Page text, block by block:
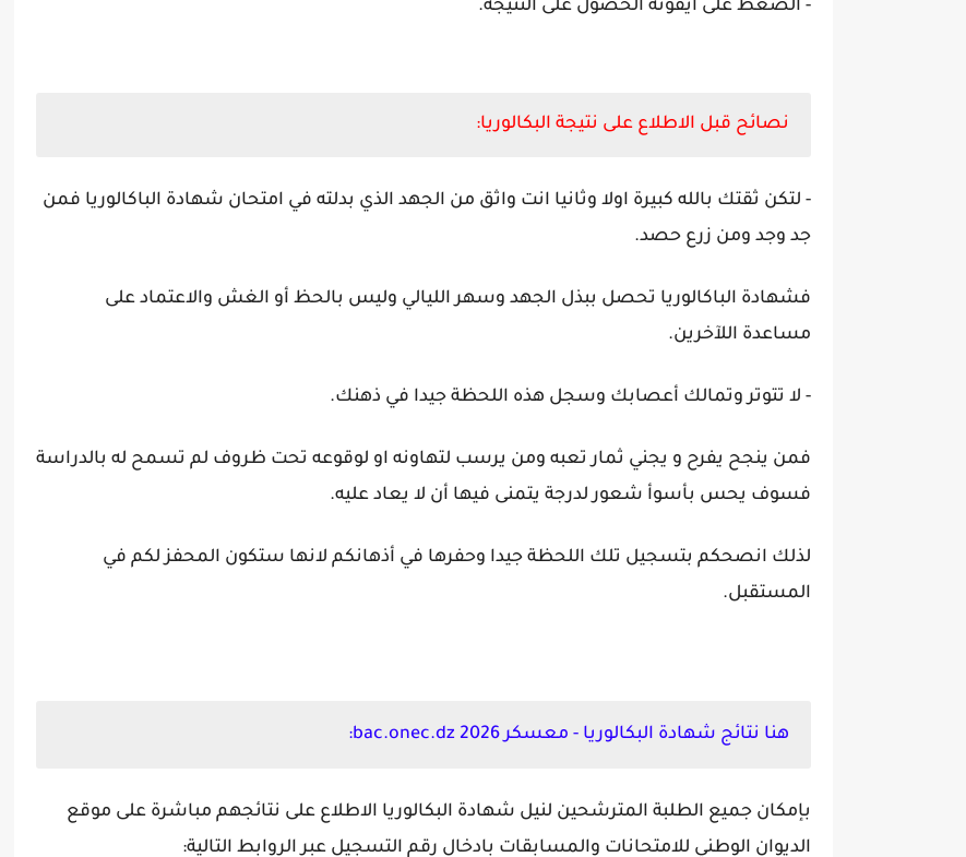
- الضغط على ايقونة الحصول على النتيجة.
نصائح قبل الاطلاع على نتيجة البكالوريا:
- لتكن ثقتك بالله كبيرة اولا وثانيا انت واثق من الجهد الذي بدلته في امتحان شهادة الباكالوريا فمن
جد وجد ومن زرع حصد.
فشهادة الباكالوريا تحصل ببذل الجهد وسهر الليالي وليس بالحظ أو الغش والاعتماد على
مساعدة اللآخرين.
- لا تتوتر وتمالك أعصابك وسجل هذه اللحظة جيدا في ذهنك.
فمن ينجح يفرح و يجني ثمار تعبه ومن يرسب لتهاونه او لوقوعه تحت ظروف لم تسمح له بالدراسة
فسوف يحس بأسوأ شعور لدرجة يتمنى فيها أن لا يعاد عليه.
لذلك انصحكم بتسجيل تلك اللحظة جيدا وحفرها في أذهانكم لانها ستكون المحفز لكم في
المستقبل.
هنا نتائج شهادة البكالوريا - معسكر 2026 bac.onec.dz:
بإمكان جميع الطلبة المترشحين لنيل شهادة البكالوريا الاطلاع على نتائجهم مباشرة على موقع
الديوان الوطني للامتحانات والمسابقات بادخال رقم التسجيل عبر الروابط التالية: